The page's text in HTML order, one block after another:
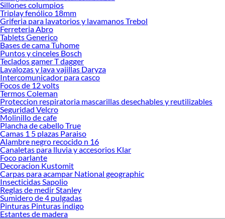
Sillones columpios
Triplay fenólico 18mm
Griferia para lavatorios y lavamanos Trebol
Ferreteria Abro
Tablets Generico
Bases de cama Tuhome
Puntos y cinceles Bosch
Teclados gamer T dagger
Lavalozas y lava vajillas Daryza
Intercomunicador para casco
Focos de 12 volts
Termos Coleman
Proteccion respiratoria mascarillas desechables y reutilizables
Seguridad Velcro
Molinillo de cafe
Plancha de cabello True
Camas 1 5 plazas Paraiso
Alambre negro recocido n 16
Canaletas para lluvia y accesorios Klar
Foco parlante
Decoracion Kustomit
Carpas para acampar National geographic
Insecticidas Sapolio
Reglas de medir Stanley
Sumidero de 4 pulgadas
Pinturas Pinturas indigo
Estantes de madera